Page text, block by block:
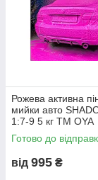
Рожева активна
мийки авто
1:7-9 5 кг ТМ OYA
Готово до
від 995 ₴